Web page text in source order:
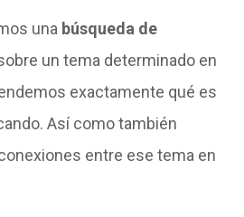
una búsqueda de
un tema determinado en
exactamente qué es
Así como también
entre ese tema en